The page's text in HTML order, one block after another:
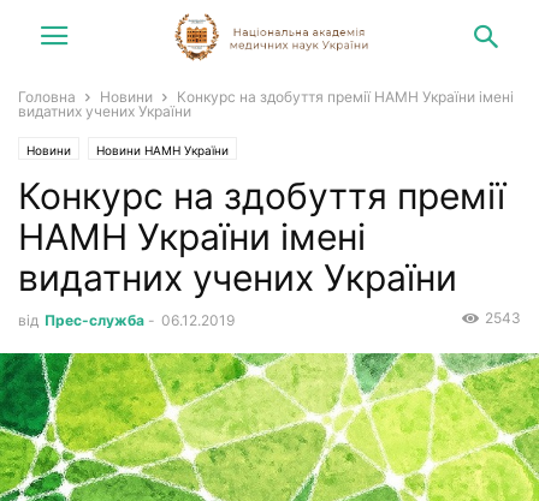
Головна Новини
Конкурс на здобуття премії НАМН України імені
видатних учених України
Новини Новини НАМН України
Конкурс на здобуття премії
НАМН України імені
видатних учених України
від Прес-служба - 06.12.2019 2543